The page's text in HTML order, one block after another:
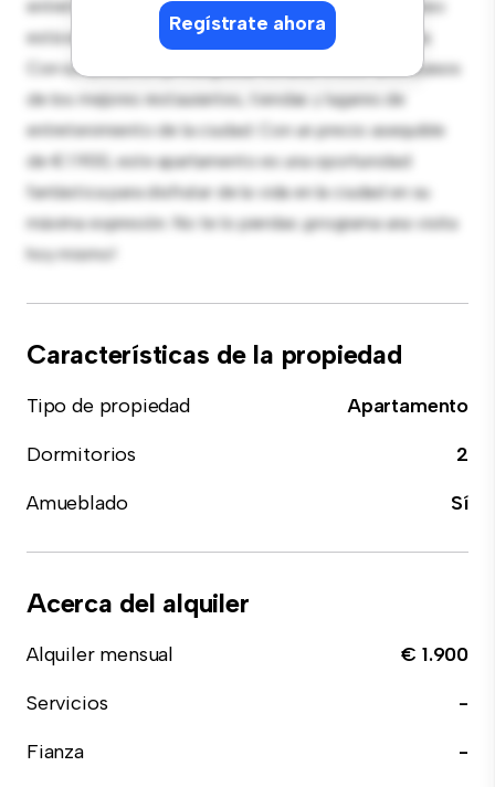
Regístrate ahora
entretenimiento, y la cocina de estilo contemporáneo
está equipada con electrodomésticos de gama alta.
Con su ubicación privilegiada, estarás a solo unos pasos
de los mejores restaurantes, tiendas y lugares de
entretenimiento de la ciudad. Con un precio asequible
de € 1.900, este apartamento es una oportunidad
fantástica para disfrutar de la vida en la ciudad en su
máxima expresión. No te lo pierdas: ¡programa una visita
hoy mismo!
Características de la propiedad
Tipo de propiedad
Apartamento
Dormitorios
2
Amueblado
Sí
Acerca del alquiler
Alquiler mensual
€ 1.900
Servicios
-
Fianza
-